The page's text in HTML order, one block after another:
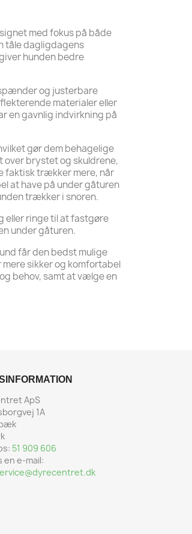
med fokus på både
tåle dagligdagens
hunden bedre
og justerbare
materialer eller
en gavnlig indvirkning på
gør dem behagelige
brystet og skuldrene,
faktisk trækker mere, når
at have på under gåturen
trækker i snoren.
eller ringe til at fastgøre
under gåturen.
får den bedst mulige
sikker og komfortabel
behov, samt at vælge en
ApS
1A
51 909 606
en e-mail: